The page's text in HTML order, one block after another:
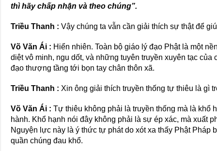
thì hãy chấp nhận và theo chúng”.
Triều Thanh : Vậy chúng ta vẫn cần giải thích sự thật để
Võ Văn Ái : Hiển nhiên. Toàn bộ giáo lý đạo Phật là một
diệt vô minh, ngu dốt, và những tuyên truyền xuyên tạc
đạo thượng tầng tới bọn tay chân thôn xã.
Triều Thanh : Xin ông giải thích truyền thống tự thiêu là gì
Võ Văn Ái : Tự thiêu không phải là truyền thống mà là khổ
hành. Khổ hạnh nói đây không phải là sự ép xác, mà xuất
Nguyện lực này là ý thức tự phát do xót xa thấy Phật Pháp
quần chúng đau khổ.